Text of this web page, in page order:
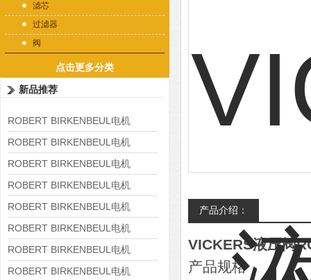
滤芯
过滤器
阀
点击更多分类
新品推荐
ROBERT BIRKENBEUL电机
8APE225M-4-IE3
ROBERT BIRKENBEUL电机
8APE180L-4 IE3
ROBERT BIRKENBEUL电机
8APE160M-6 IE3
ROBERT BIRKENBEUL电机
8APE160L-4-IE3
ROBERT BIRKENBEUL电机
8APE112M-6K-IE3
ROBERT BIRKENBEUL电机
8APE100L-2 IE3
ROBERT BIRKENBEUL电机
8APE90S-4 IE3
ROBERT BIRKENBEUL电机
产品介绍：
VICKERS液压阀
产品规格